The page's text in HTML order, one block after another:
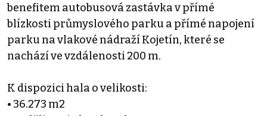
benefitem autobusová zastávka v přímé
blízkosti průmyslového parku a přímé napojení
parku na vlakové nádraží Kojetín, které se
nachází ve vzdálenosti 200 m.
K dispozici hala o velikosti:
• 36.273 m2